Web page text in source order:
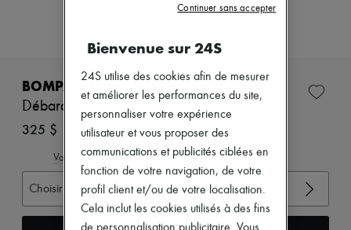
Nouvelles marques
Tops & Chemises
Vestes
Jupes
Denim
Mailles
Manteaux
BOMPARD
Débardeur en cachemire et soie
325 $
Voir le guide des tailles
Choisir votre taille
Bienvenue sur 24S
24S utilise des cookies afin de mesurer
et améliorer les performances du site,
personnaliser votre expérience
utilisateur et vous proposer des
communications et publicités ciblées en
fonction de votre navigation, de votre
profil client et/ou de votre localisation.
Cela inclut les cookies utilisés à des fins
Continuer sans accepter